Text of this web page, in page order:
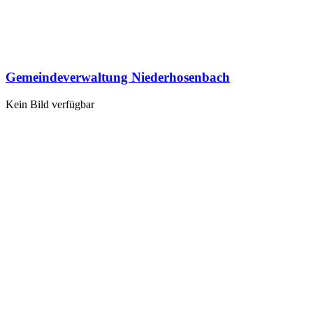
Gemeindeverwaltung Niederhosenbach
Kein Bild verfügbar